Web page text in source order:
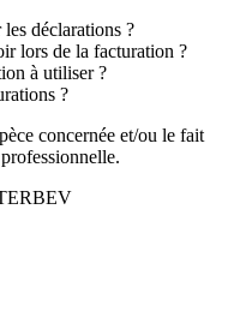
déclarations ?
lors de la facturation ?
à utiliser ?
?
concernée et/ou le fait